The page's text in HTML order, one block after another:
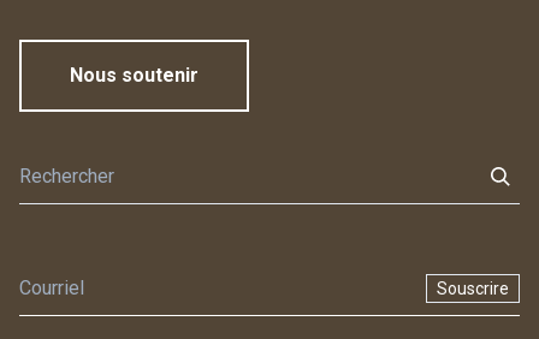
Nous soutenir
Souscrire